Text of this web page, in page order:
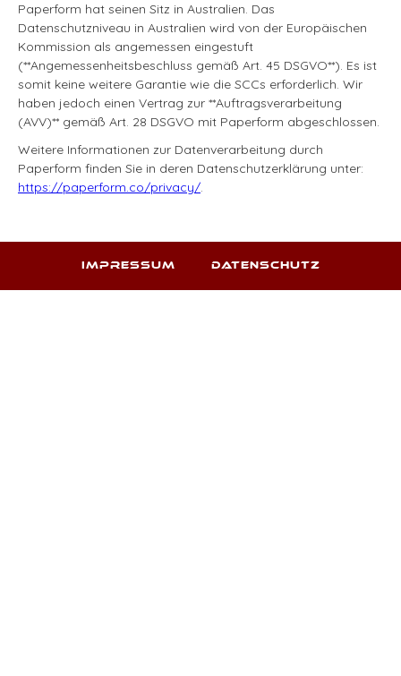
Paperform hat seinen Sitz in Australien. Das
Datenschutzniveau in Australien wird von der Europäischen
Kommission als angemessen eingestuft
(**Angemessenheitsbeschluss gemäß Art. 45 DSGVO**). Es ist
somit keine weitere Garantie wie die SCCs erforderlich. Wir
haben jedoch einen Vertrag zur **Auftragsverarbeitung
(AVV)** gemäß Art. 28 DSGVO mit Paperform abgeschlossen.
Weitere Informationen zur Datenverarbeitung durch
Paperform finden Sie in deren Datenschutzerklärung unter:
https://paperform.co/privacy/.
IMPRESSUM DATENSCHUTZ